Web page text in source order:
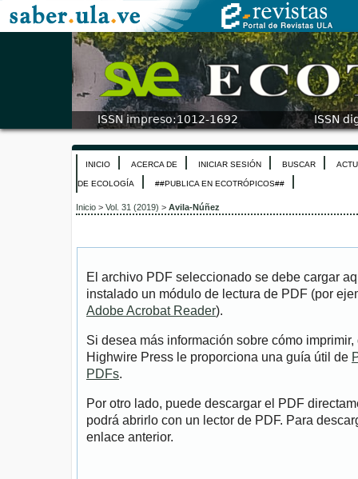
INICIO ACERCA DE INICIAR SESIÓN BUSCAR
DE ECOLOGÍA ##PUBLICA EN ECOTRÓPICOS##
Inicio > Vol. 31 (2019) > Avila-Núñez
El archivo PDF seleccionado se debe cargar
instalado un módulo de lectura de PDF (por
Adobe Acrobat Reader).
Si desea más información sobre cómo
Highwire Press le proporciona una guía útil de
PDFs.
Por otro lado, puede descargar el PDF
podrá abrirlo con un lector de PDF. Para
enlace anterior.